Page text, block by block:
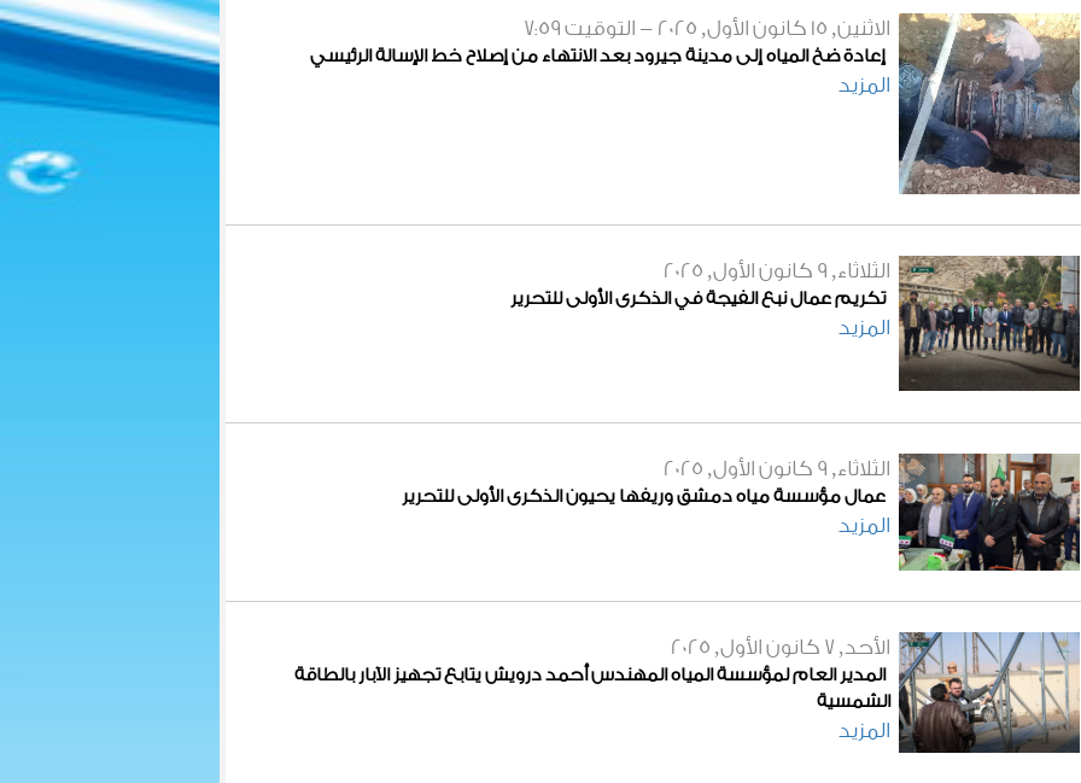
الاثنين, 15 كانون الأول, 2025 - التوقيت 7:59
إعادة ضخ المياه إلى مدينة جيرود بعد الانتهاء من إصلاح خط الإسالة الرئيسي
المزيد
الثلاثاء, 9 كانون الأول, 2025
تكريم عمال نبع الفيجة في الذكرى الأولى للتحرير
المزيد
الثلاثاء, 9 كانون الأول, 2025
عمال مؤسسة مياه دمشق وريفها يحيون الذكرى الأولى للتحرير
المزيد
الأحد, 7 كانون الأول, 2025
المدير العام لمؤسسة المياه المهندس أحمد درويش يتابع تجهيز الآبار بالطاقة
الشمسية
المزيد